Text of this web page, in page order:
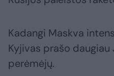
Kadangi Maskva
Kyjivas prašo daugiau
perėmėjų.